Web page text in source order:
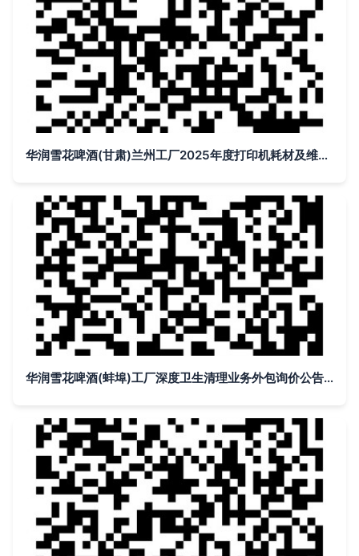
华润雪花啤酒(甘肃)兰州工厂2025年度打印机耗材及维修外包业务询价采购公告
华润雪花啤酒(蚌埠)工厂深度卫生清理业务外包询价公告 基于云的业务外包服务创新